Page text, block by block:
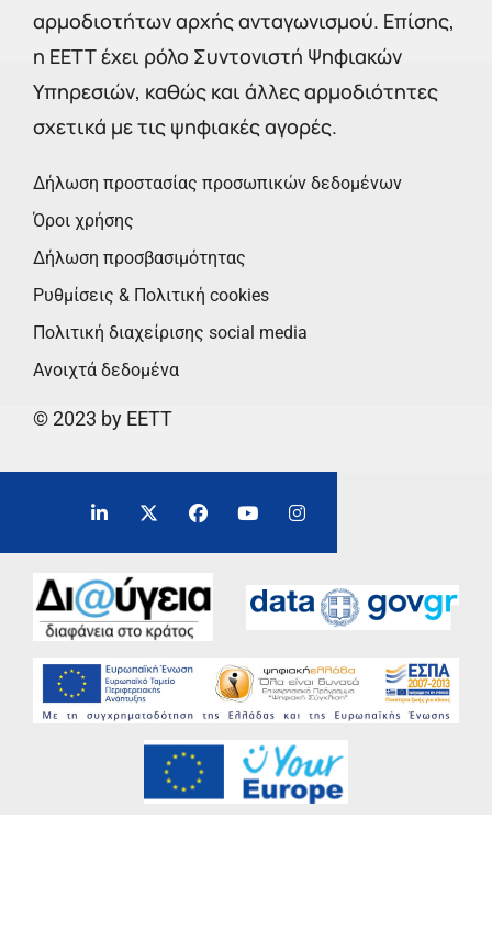
αρμοδιοτήτων αρχής ανταγωνισμού. Επίσης,
η ΕΕΤΤ έχει ρόλο Συντονιστή Ψηφιακών
Υπηρεσιών, καθώς και άλλες αρμοδιότητες
σχετικά με τις ψηφιακές αγορές.
Δήλωση προστασίας προσωπικών δεδομένων
Όροι χρήσης
Δήλωση προσβασιμότητας
Ρυθμίσεις & Πολιτική cookies
Πολιτική διαχείρισης social media
Ανοιχτά δεδομένα
© 2023 by EETT